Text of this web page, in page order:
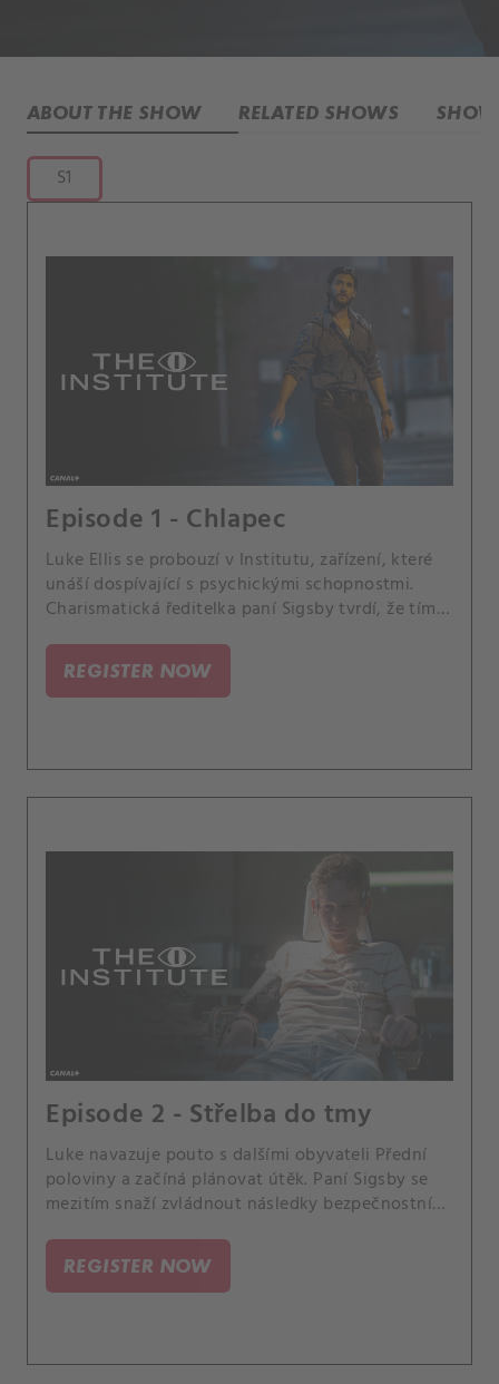
ABOUT THE SHOW RELATED SHOWS
S1
Episode 1 - Chlapec
Luke Ellis se probouzí v Institutu, zařízení, které
unáší dospívající s psychickými schopnostmi.
Charismatická ředitelka paní Sigsby tvrdí, že tím
REGISTER NOW
Episode 2 - Střelba do tmy
Luke navazuje pouto s dalšími obyvateli Přední
poloviny a začíná plánovat útěk. Paní Sigsby se
mezitím snaží zvládnout následky bezpečnostního
REGISTER NOW